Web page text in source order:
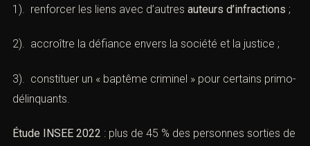
1). renforcer les liens avec d’autres auteurs d’infractions ;
2). accroître la défiance envers la société et la justice ;
3). constituer un « baptême criminel » pour certains primo-
délinquants.
Étude INSEE 2022 : plus de 45 % des personnes sorties de